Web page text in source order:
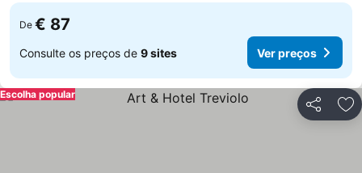
De € 87
Consulte os preços de 9 sites Ver preços
Partilhar
Escolha popular